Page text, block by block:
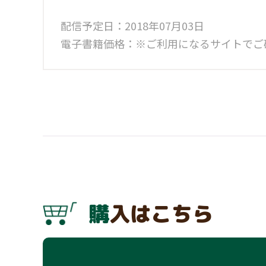
配信予定日：2018年07月03日
電子書籍価格：※ご利用になるサイトでご
購入はこちら